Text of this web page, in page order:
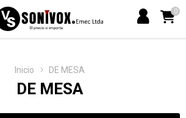
0
Inicio DE MESA
DE MESA